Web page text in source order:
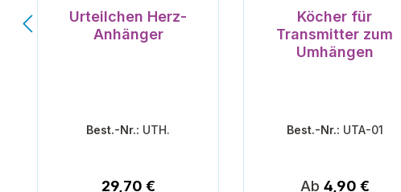
Durchschnittliche Bewertung von 5 von 5 Sternen
Urteilchen Herz-
Anhänger
Best.-Nr.: UTH.
Regulärer Preis:
29,70 €
Köcher für
Transmitter zum
Umhängen
Best.-Nr.: UTA-01
Regulärer Preis:
Ab 4,90 €